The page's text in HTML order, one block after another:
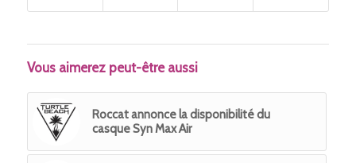
Vous aimerez peut-être aussi
Roccat annonce la disponibilité du
casque Syn Max Air